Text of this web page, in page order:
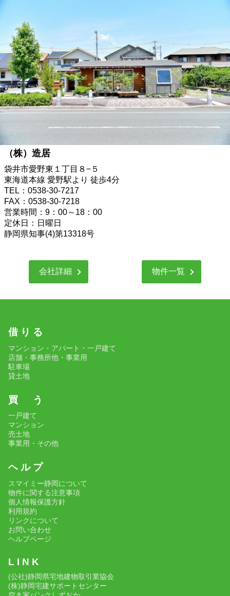
（株）造居
袋井市愛野東１丁目８−５
東海道本線 愛野駅より 徒歩4分
TEL：0538-30-7217
FAX：0538-30-7218
営業時間：9：00～18：00
定休日：日曜日
静岡県知事(4)第13318号
会社詳細 物件一覧
借 り る
マンション・アパート・一戸建て
店舗・事務所他・事業用
駐車場
貸土地
買 う
一戸建て
マンション
売土地
事業用・その他
ヘ ル プ
スマイミー静岡について
物件に関する注意事項
個人情報保護方針
利用規約
リンクについて
お問い合わせ
ヘルプページ
L I N K
(公社)静岡県宅地建物取引業協会
(株)静岡宅建サポートセンター